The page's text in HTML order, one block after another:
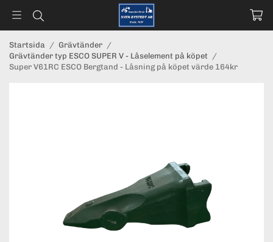
Startsida / Grävtänder /
Grävtänder typ ESCO SUPER V - Låselement på köpet /
Super V61RC ESCO Bergtand - Låsning på köpet värde 164kr